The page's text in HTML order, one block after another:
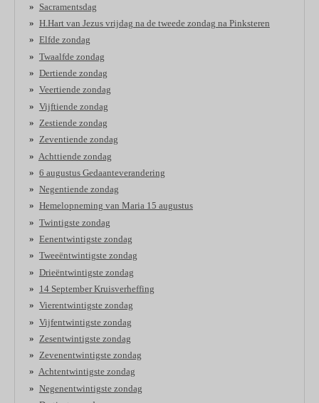
Sacramentsdag
H.Hart van Jezus vrijdag na de tweede zondag na Pinksteren
Elfde zondag
Twaalfde zondag
Dertiende zondag
Veertiende zondag
Vijftiende zondag
Zestiende zondag
Zeventiende zondag
Achttiende zondag
6 augustus Gedaanteverandering
Negentiende zondag
Hemelopneming van Maria 15 augustus
Twintigste zondag
Eenentwintigste zondag
Tweeëntwintigste zondag
Drieëntwintigste zondag
14 September Kruisverheffing
Vierentwintigste zondag
Vijfentwintigste zondag
Zesentwintigste zondag
Zevenentwintigste zondag
Achtentwintigste zondag
Negenentwintigste zondag